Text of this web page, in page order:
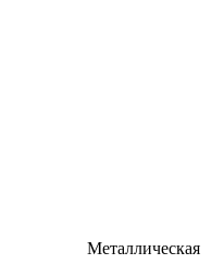
Металлическая